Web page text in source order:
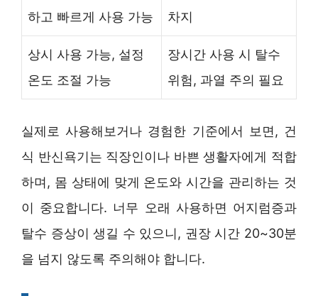
하고 빠르게 사용 가능
차지
상시 사용 가능, 설정
온도 조절 가능
장시간 사용 시 탈수
위험, 과열 주의 필요
실제로 사용해보거나 경험한 기준에서 보면, 건
식 반신욕기는 직장인이나 바쁜 생활자에게 적합
하며, 몸 상태에 맞게 온도와 시간을 관리하는 것
이 중요합니다. 너무 오래 사용하면 어지럼증과
탈수 증상이 생길 수 있으니, 권장 시간 20~30분
을 넘지 않도록 주의해야 합니다.